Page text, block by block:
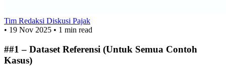
Tim Redaksi Diskusi Pajak
• 19 Nov 2025 • 1 min read
##1 – Dataset Referensi (Untuk Semua Contoh
Kasus)